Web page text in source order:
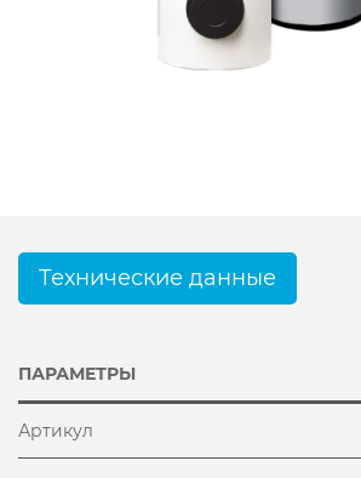
Технические данные
ПАРАМЕТРЫ
Артикул